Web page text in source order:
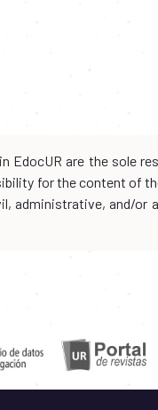
EdocUR are the sole
for the content of
administrative, and/